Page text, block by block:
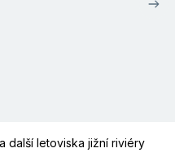
další letoviska jižní riviéry